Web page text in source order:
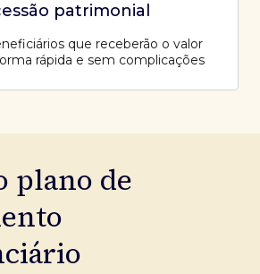
patrimonial
que receberão o valor
rápida e sem complicações
plano de